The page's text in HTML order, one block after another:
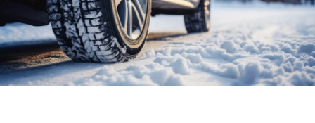
Bestel voordelig winterbanden
Gratis bezorgd of montage bij jou in de buurt
Seizoen:
Merken: